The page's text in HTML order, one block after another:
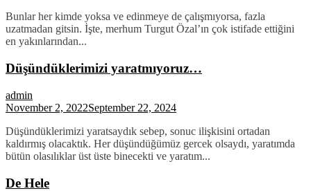
Bunlar her kimde yoksa ve edinmeye de çalışmıyorsa, fazla
uzatmadan gitsin. İşte, merhum Turgut Özal’ın çok istifade ettiğini
en yakınlarından...
Düşündüklerimizi yaratmıyoruz…
admin
November 2, 2022September 22, 2024
Düşündüklerimizi yaratsaydık sebep, sonuc ilişkisini ortadan
kaldırmış olacaktık. Her düşündüğümüz gercek olsaydı, yaratımda
bütün olasılıklar üst üste binecekti ve yaratım...
De Hele